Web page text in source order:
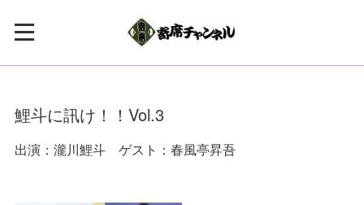
鯉斗に訊け！！Vol.3
出演：瀧川鯉斗 ゲスト：春風亭昇吾